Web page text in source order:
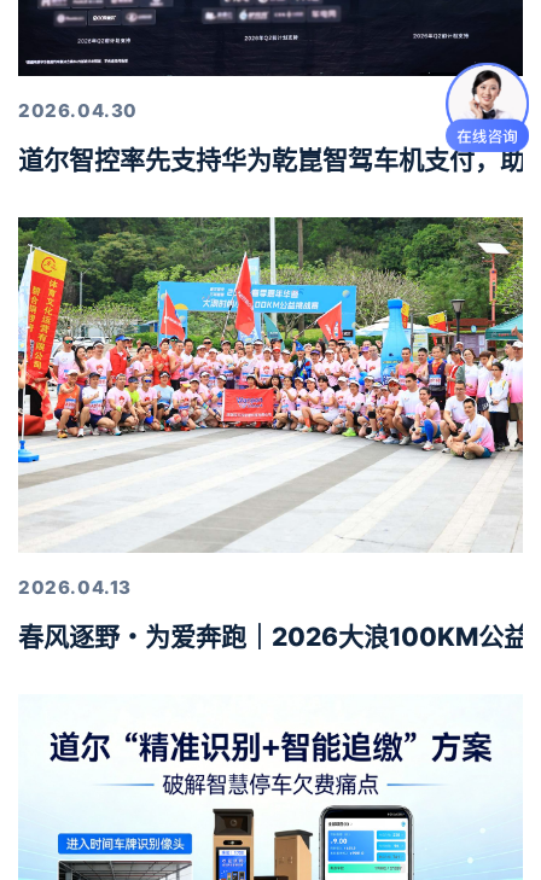
2026.04.30
道尔智控率先支持华为乾崑智驾车机支付，助
2026.04.13
春风逐野・为爱奔跑｜2026大浪100KM公益